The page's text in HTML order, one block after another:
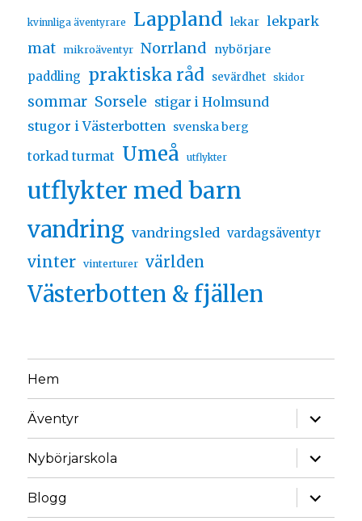
kvinnliga äventyrare Lappland lekar lekpark
mat mikroäventyr Norrland
nybörjare
paddling
praktiska råd sevärdhet skidor
sommar Sorsele stigar i Holmsund
stugor i Västerbotten svenska berg
torkad turmat Umeå utflykter
utflykter med barn
vandring vandringsled vardagsäventyr
vinter vinterturer världen
Västerbotten & fjällen
Hem
Äventyr
Nybörjarskola
Blogg